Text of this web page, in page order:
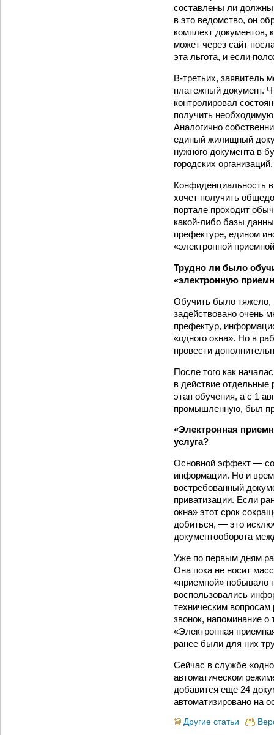
составлены ли
в это ведомство, он
комплект документов,
может через сайт
эта льгота, и если
В-третьих, заявитель
платежный документ.
контролировал
получить
Аналогично
единый жилищный
нужного документа в
городских
Конфиденциальность
хочет получить
портале проходит
какой‑либо базы
префектуре, едином
«электронной
Трудно ли было
«электронную
Обучить было тяжело,
задействовано очень
префектур,
«одного окна». Но в
провести
После того как
в действие
этап обучения, а с 1
промышленную, был
«Электронная
услуга?
Основной эффект —
информации. Но и
востребованный
приватизации. Если
окна» этот срок
добиться, — это
документооборота
Уже по первым дням
Она пока не носит
«приемной» побывало
воспользовались
техническим
звонок, напоминание
«Электронная
ранее были для них
Сейчас в службе
автоматическом
добавится еще 24
автоматизировано на
Другие статьи